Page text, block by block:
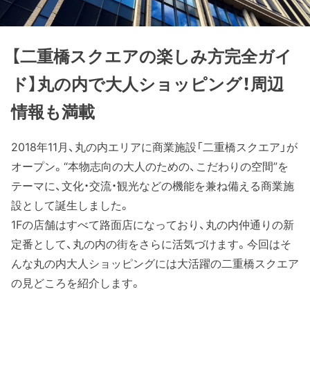
【二重橋スクエアの楽しみ方完全ガイ
ド】丸の内で大人ショッピング！周辺
情報も満載
2018年11月、丸の内エリアに商業施設「二重橋スクエア」が
オープン。“本物志向の大人のための、こだわりの空間”を
テーマに、文化・交流・観光などの機能を兼ね備える商業施
設として誕生しました。
1Fの店舗はすべて路面店になっており、丸の内仲通りの新
定番として、丸の内の街をさらに活気づけます。今回はそ
んな丸の内大人ショッピングには大活躍の二重橋スクエア
の見どころを紹介します。